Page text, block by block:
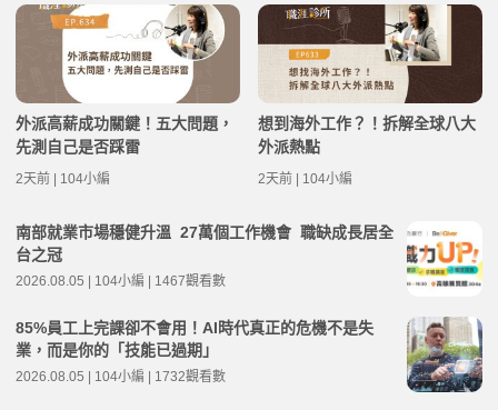
外派高薪成功關鍵！五大問題，
先測自己是否踩雷
2天前 | 104小編
想到海外工作？！拆解全球八大
外派熱點
2天前 | 104小編
南部就業市場穩健升溫 27萬個工作機會 職缺成長居全
台之冠
2026.08.05 | 104小編 | 1467觀看數
85%員工上完課卻不會用！AI時代真正的危機不是失
業，而是你的「技能已過期」
2026.08.05 | 104小編 | 1732觀看數